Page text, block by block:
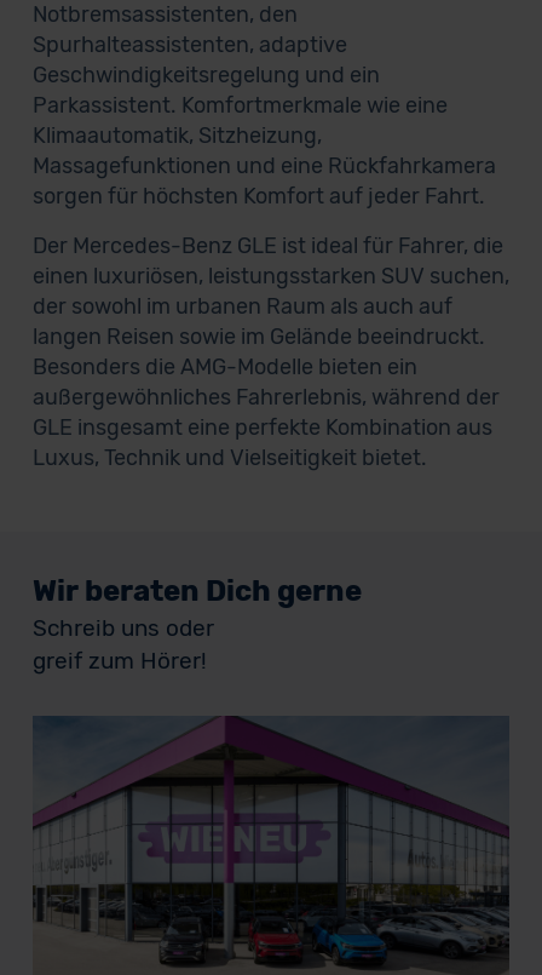
Notbremsassistenten, den
Spurhalteassistenten, adaptive
Geschwindigkeitsregelung und ein
Parkassistent. Komfortmerkmale wie eine
Klimaautomatik, Sitzheizung,
Massagefunktionen und eine Rückfahrkamera
sorgen für höchsten Komfort auf jeder Fahrt.
Der Mercedes-Benz GLE ist ideal für Fahrer, die
einen luxuriösen, leistungsstarken SUV suchen,
der sowohl im urbanen Raum als auch auf
langen Reisen sowie im Gelände beeindruckt.
Besonders die AMG-Modelle bieten ein
außergewöhnliches Fahrerlebnis, während der
GLE insgesamt eine perfekte Kombination aus
Luxus, Technik und Vielseitigkeit bietet.
Wir beraten Dich gerne
Schreib uns oder
greif zum Hörer!